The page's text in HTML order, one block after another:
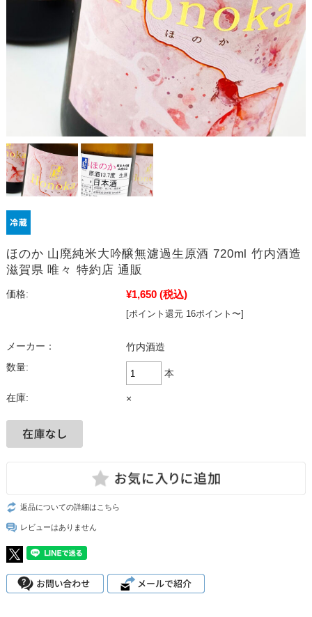
ほのか 山廃純米大吟醸無濾過生原酒 720ml 竹内酒造
滋賀県 唯々 特約店 通販
価格: ¥1,650 (税込)
[ポイント還元 16ポイント〜]
メーカー：
竹内酒造
数量:
本
在庫: ×
返品についての詳細はこちら
レビューはありません